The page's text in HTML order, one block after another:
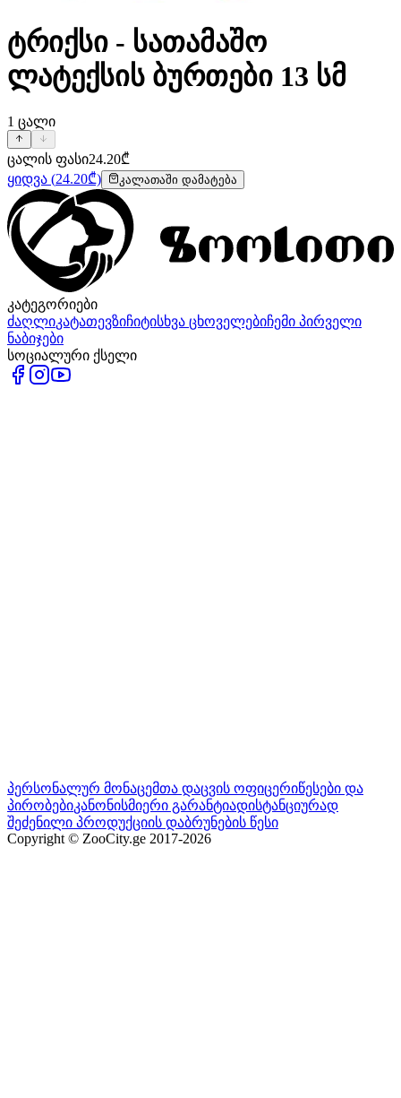
ტრიქსი - სათამაშო
ლატექსის ბურთები 13 სმ
1 ცალი
ცალის ფასი24.20₾
ყიდვა (24.20₾) კალათაში დამატება
კატეგორიები
ძაღლიკატათევზიჩიტისხვა ცხოველებიჩემი პირველი
ნაბიჯები
სოციალური ქსელი
პერსონალურ მონაცემთა დაცვის ოფიცერიწესები და
პირობებიკანონისმიერი გარანტიადისტანციურად
შეძენილი პროდუქციის დაბრუნების წესი
Copyright © ZooCity.ge 2017-2026